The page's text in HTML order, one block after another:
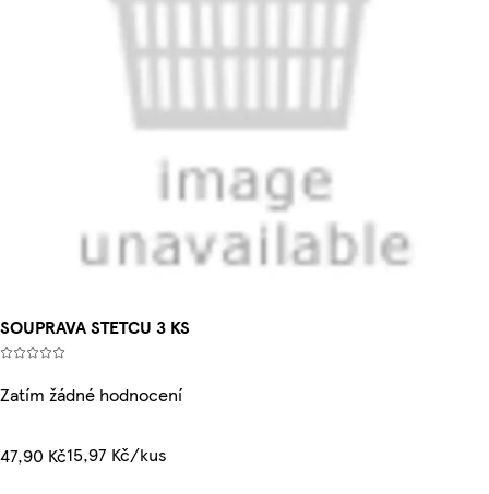
SOUPRAVA STETCU 3 KS
Zatím žádné hodnocení
47,90 Kč15,97 Kč/kus